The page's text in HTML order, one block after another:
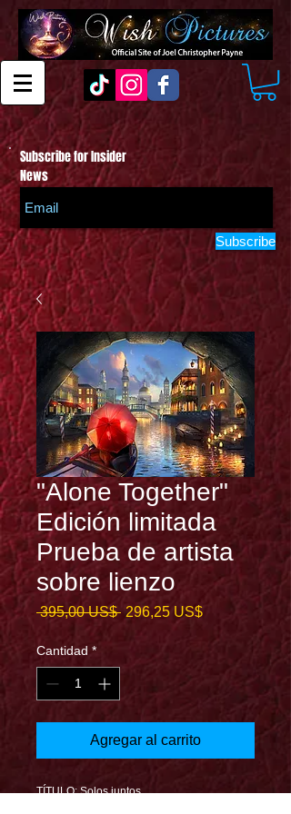
Subscribe for Insider
News
Subscribe
"Alone Together"
Edición limitada
Prueba de artista
sobre lienzo
395,00 US$ Precio
296,25 US$Precio
oferta
Cantidad *
Agregar al carrito
TÍTULO: Solos juntos